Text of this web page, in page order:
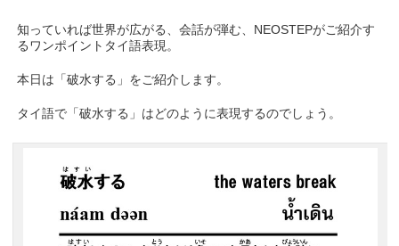
知っていれば世界が広がる、会話が弾む、NEOSTEPがご紹介す
るワンポイントタイ語表現。
本日は「破水する」をご紹介します。
タイ語で「破水する」はどのように表現するのでしょう。